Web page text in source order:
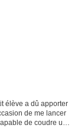
élève a dû apporter
de me lancer
de coudre un